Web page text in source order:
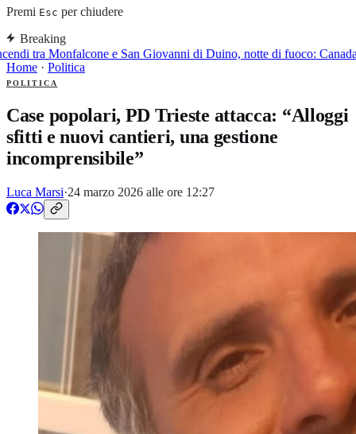
Premi Esc per chiudere
Breaking
tra Monfalcone e San Giovanni di Duino, notte di fuoco:
Home · Politica
POLITICA
Case popolari, PD Trieste attacca: “Alloggi
sfitti e nuovi cantieri, una gestione
incomprensibile”
Luca Marsi·24 marzo 2026 alle ore 12:27